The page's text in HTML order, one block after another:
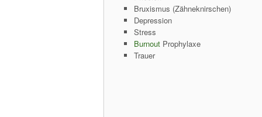
Bruxismus (Zähneknirschen)
Depression
Stress
Burnout Prophylaxe
Trauer